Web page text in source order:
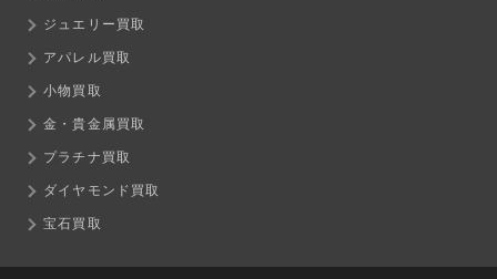
ジュエリー買取
アパレル買取
小物買取
金・貴金属買取
プラチナ買取
ダイヤモンド買取
宝石買取